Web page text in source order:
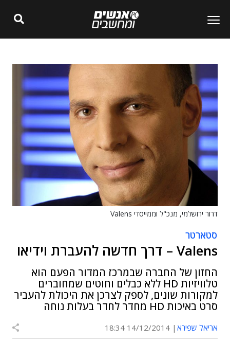
דרור ירושלמי, מנכ"ל וממייסדי Valens
סטארטר
Valens – דרך חדשה להעברת וידיאו
החזון של החברה שבמרכז המדור הפעם הוא
טלוויזיות HD ללא כבלים וחוטים שמחוברים
למקורות שונים, לספק לצרכן את היכולת להעביר
סרט באיכות HD מחדר לחדר בעלות נוחה
אריאל שפירא 14/12/2014 18:34